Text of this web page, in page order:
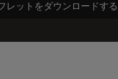
レットをダウンロードする